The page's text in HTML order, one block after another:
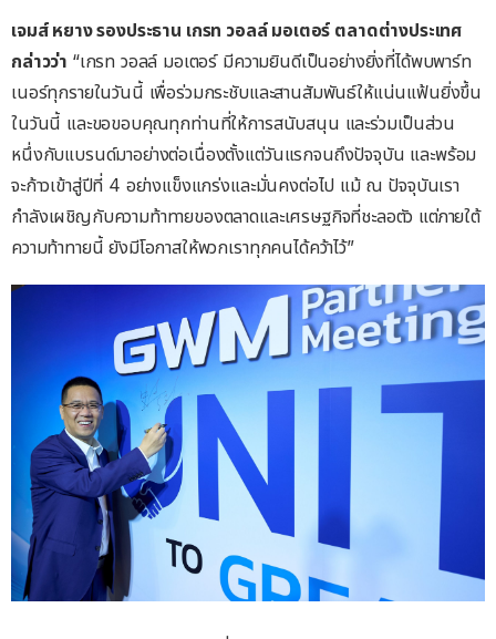
เจมส์ หยางรองประธาน เกรท วอลล์ มอเตอร์ ตลาดต่างประเทศ
กล่าวว่า “เกรท วอลล์ มอเตอร์ มีความยินดีเป็นอย่างยิ่งที่ได้พบพาร์ท
เนอร์ทุกรายในวันนี้ เพื่อร่วมกระชับและสานสัมพันธ์ให้แน่นแฟ้นยิ่งขึ้น
ในวันนี้ และขอขอบคุณทุกท่านที่ให้การสนับสนุน และร่วมเป็นส่วน
หนึ่งกับแบรนด์มาอย่างต่อเนื่องตั้งแต่วันแรกจนถึงปัจจุบัน และพร้อม
จะก้าวเข้าสู่ปีที่ 4 อย่างแข็งแกร่งและมั่นคงต่อไป แม้ ณ ปัจจุบันเรา
กำลังเผชิญกับความท้าทายของตลาดและเศรษฐกิจที่ชะลอตัว แต่ภายใต้
ความท้าทายนี้ ยังมีโอกาสให้พวกเราทุกคนได้คว้าไว้”